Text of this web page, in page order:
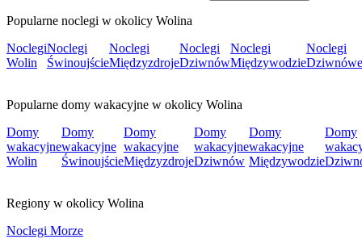
Popularne noclegi w okolicy Wolina
Noclegi
Wolin
Noclegi
Świnoujście
Noclegi
Międzyzdroje
Noclegi
Dziwnów
Noclegi
Międzywodzie
Noclegi
Popularne domy wakacyjne w okolicy Wolina
Domy
wakacyjne
Wolin
Domy
wakacyjne
Świnoujście
Domy
wakacyjne
Międzyzdroje
Domy
wakacyjne
Dziwnów
Domy
wakacyjne
Międzywodzie
Domy
Regiony w okolicy Wolina
Noclegi Morze